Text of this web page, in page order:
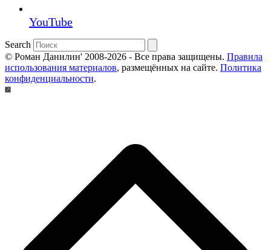
YouTube
Search
© Роман Данилин' 2008-2026 - Все права защищены. Правила
использования материалов, размещённых на сайте. Политика
конфиденциальности.